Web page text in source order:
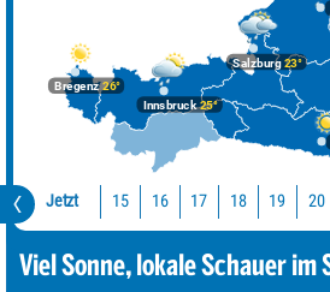
Bregenz26°
Innsbruck25°
Salzburg23°
Jetzt 15 16 17 18 19 20
Viel Sonne, lokale Schauer im